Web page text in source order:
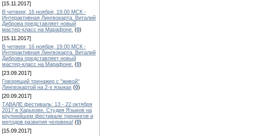
[15.11.2017]
В четверг, 16 ноября, 19.00 МСК -
Интерактивная Лингвокарта. Виталий
Диброва представляет новый
мастер-класс на Марафоне. (0)
[15.11.2017]
В четверг, 16 ноября, 19.00 МСК -
Интерактивная Лингвокарта. Виталий
Диброва представляет новый
мастер-класс на Марафоне. (0)
[23.09.2017]
Говорящий тренажер с "живой"
Лингвокартой на 2-х языках (0)
[20.09.2017]
ТАВАЛЕ фестиваль: 13 - 22 октября
2017 в Харькове. Студия Языков на
крупнейшем фестивале тренингов и
методов развития человека! (0)
[15.09.2017]